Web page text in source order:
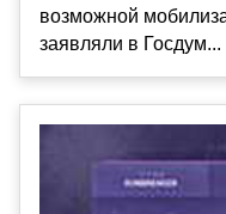
возможной
заявляли в Госдум...